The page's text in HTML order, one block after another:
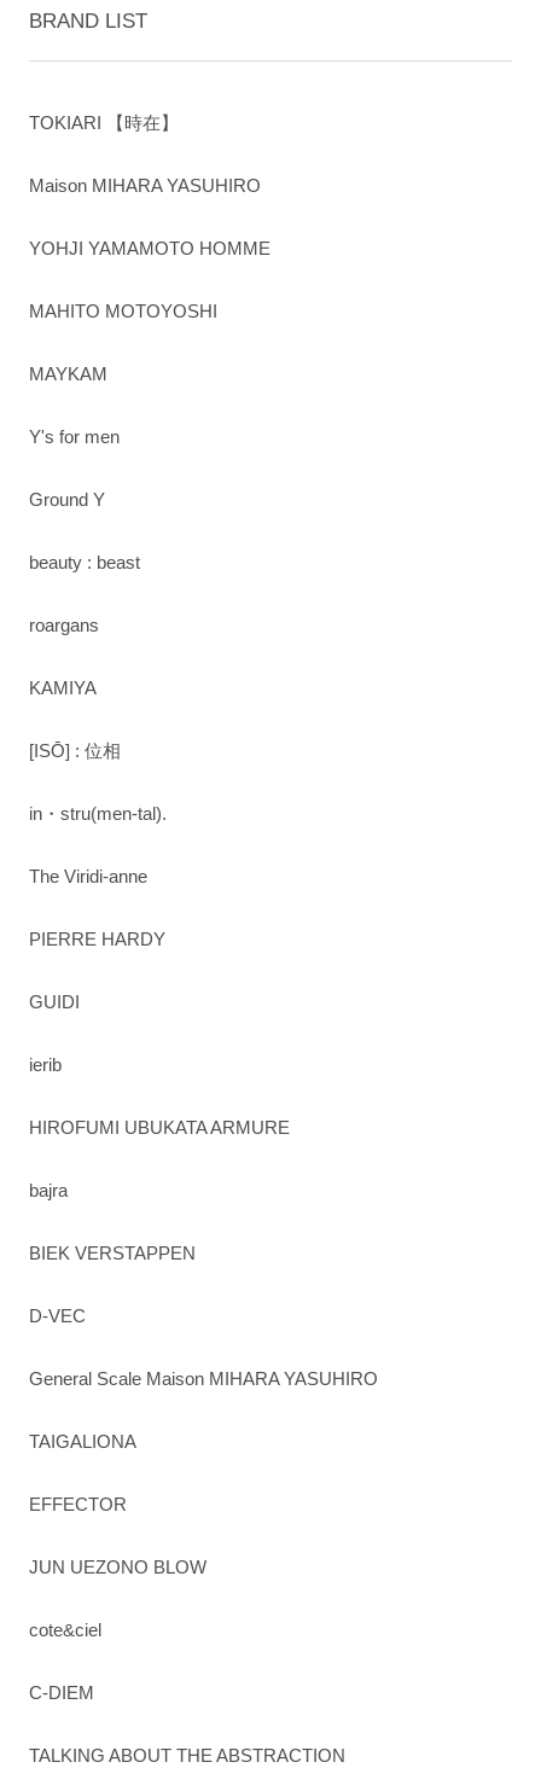
BRAND LIST
TOKIARI 【時在】
Maison MIHARA YASUHIRO
YOHJI YAMAMOTO HOMME
MAHITO MOTOYOSHI
MAYKAM
Y's for men
Ground Y
beauty : beast
roargans
KAMIYA
[ISŌ] : 位相
in・stru(men-tal).
The Viridi-anne
PIERRE HARDY
GUIDI
ierib
HIROFUMI UBUKATA ARMURE
bajra
BIEK VERSTAPPEN
D-VEC
General Scale Maison MIHARA YASUHIRO
TAIGALIONA
EFFECTOR
JUN UEZONO BLOW
cote&ciel
C-DIEM
TALKING ABOUT THE ABSTRACTION